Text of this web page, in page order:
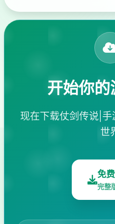
开始你
现在下载仗剑传说|
世
免
完整